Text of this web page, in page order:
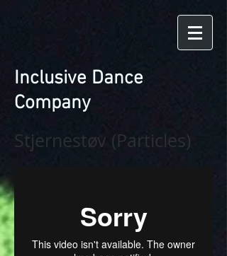
Inclusive Dance
Company
Stjernestøv (Particles)